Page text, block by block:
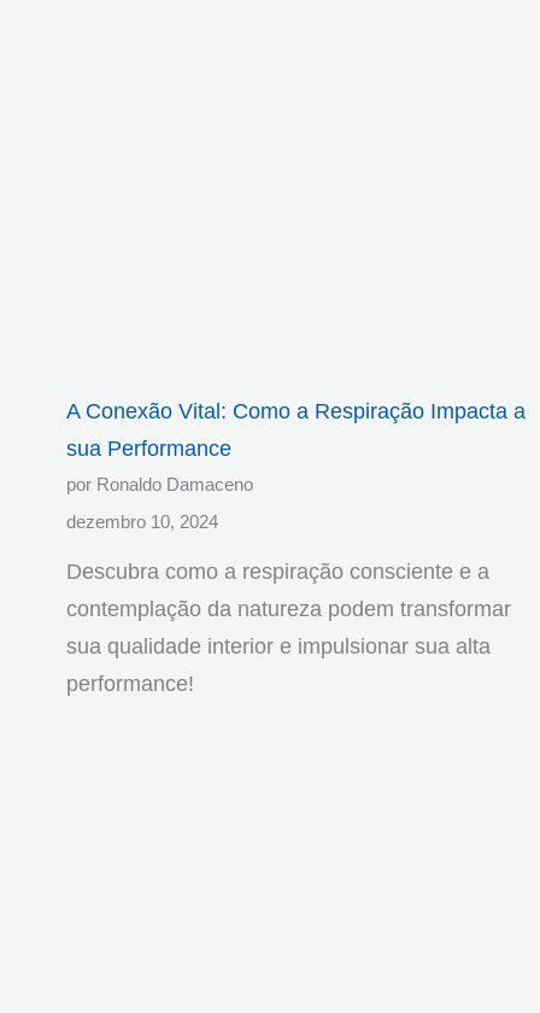
A Conexão Vital: Como a Respiração Impacta a
sua Performance
por Ronaldo Damaceno
dezembro 10, 2024
Descubra como a respiração consciente e a
contemplação da natureza podem transformar
sua qualidade interior e impulsionar sua alta
performance!